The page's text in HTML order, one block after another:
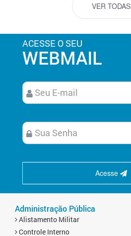
VER TODAS
ACESSE O SEU
WEBMAIL
Acesse
Administração Pública
Alistamento Militar
Controle Interno